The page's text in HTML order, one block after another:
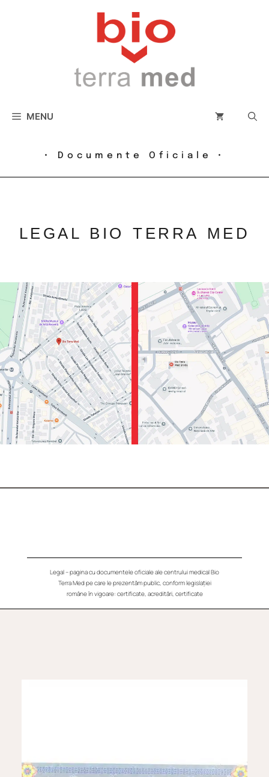
MENU
• Documente Oficiale •
LEGAL BIO TERRA MED
Legal – pagina cu documentele oficiale ale centrului medical Bio
Terra Med pe care le prezentăm public, conform legislației
române în vigoare: certificate, acreditări, certificate